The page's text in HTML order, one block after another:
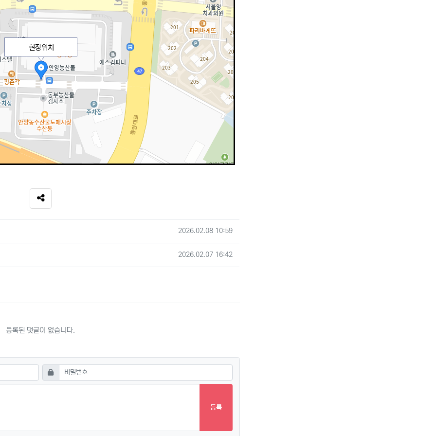
현장위치
SNS 공유
작성일
2026.02.08 10:59
작성일
2026.02.07 16:42
등록된 댓글이 없습니다.
비밀번호필수
등록